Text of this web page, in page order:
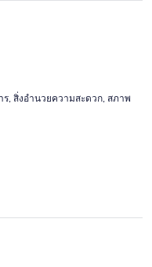
, สิ่งอำนวยความสะดวก, สภาพ